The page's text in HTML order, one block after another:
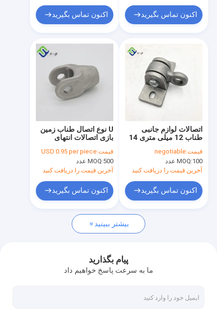
محصولات
ویدیو
دربارهی ما
با ما تماس بگیرید
طناب ترکیبی زمین بازی
طناب سیمی ترکیبی
اکنون تماس بگیرید اکنون تماس بگیرید
U نوع اتصال طناب زمین
بازی اتصالات انتهای
آلومینیومی
قیمت:USD 0.95 per piece
MOQ:500 عدد
آخرین قیمت را دریافت کنید
اکنون تماس بگیرید
اتصالات لوازم جانبی
طناب 12 میلی متری 14
متری برای اتصال صندلی
چرخشی
قیمت:negotiable
MOQ:100 عدد
آخرین قیمت را دریافت کنید
اکنون تماس بگیرید
بیشتر ببینید
پیام بگذارید
ما به سرعت پاسخ خواهیم داد